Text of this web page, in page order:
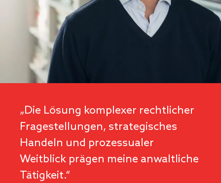
„Die Lösung komplexer rechtlicher
Fragestellungen, strategisches
Handeln und prozessualer
Weitblick prägen meine anwaltliche
Tätigkeit.“